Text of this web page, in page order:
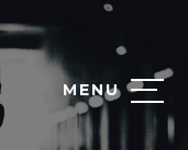
MENU